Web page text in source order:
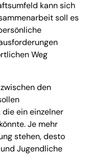
kann sich
soll es
Weg
den
ein einzelner
Je mehr
stehen, desto
Jugendliche